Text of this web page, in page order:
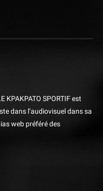
KPAKPATO SPORTIF est
dans l’audiovisuel dans sa
web préféré des